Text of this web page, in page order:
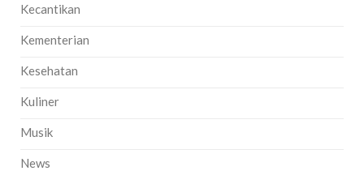
Kecantikan
Kementerian
Kesehatan
Kuliner
Musik
News